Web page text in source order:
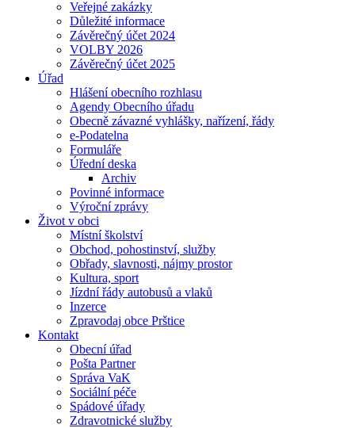
Veřejné zakázky
Důležité informace
Závěrečný účet 2024
VOLBY 2026
Závěrečný účet 2025
Úřad
Hlášení obecního rozhlasu
Agendy Obecního úřadu
Obecně závazné vyhlášky, nařízení, řády
e-Podatelna
Formuláře
Úřední deska
Archiv
Povinné informace
Výroční zprávy
Život v obci
Místní školství
Obchod, pohostinství, služby
Obřady, slavnosti, nájmy prostor
Kultura, sport
Jízdní řády autobusů a vlaků
Inzerce
Zpravodaj obce Prštice
Kontakt
Obecní úřad
Pošta Partner
Správa VaK
Sociální péče
Spádové úřady
Zdravotnické služby